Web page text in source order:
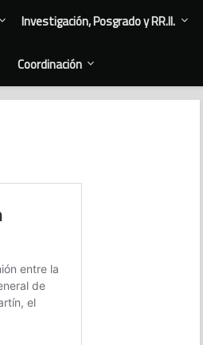
Investigación, Posgrado y RR.II.
Coordinación